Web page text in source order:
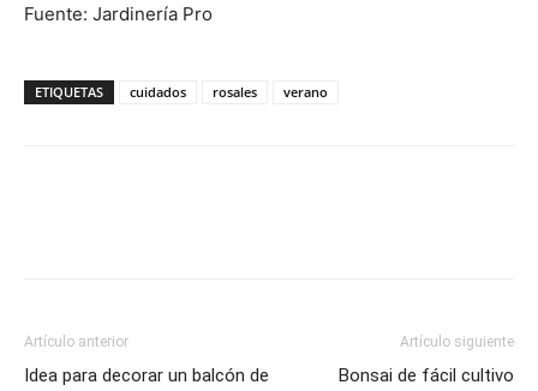
Fuente: Jardinería Pro
ETIQUETAS cuidados rosales verano
Artículo anterior
Idea para decorar un balcón de
Artículo siguiente
Bonsai de fácil cultivo